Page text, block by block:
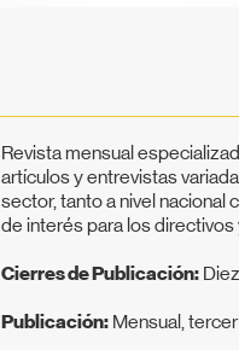
Revista mensual
artículos y entrevistas
sector, tanto a nivel nacional
de interés para los
Cierres de Publicación:
Publicación: Mensual,